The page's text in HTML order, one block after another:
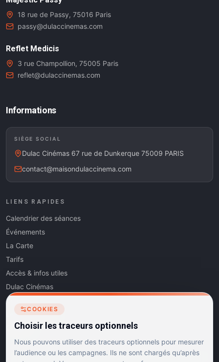
18 rue de Passy, 75016 Paris
passy@dulaccinemas.com
Reflet Medicis
3 rue Champollion, 75005 Paris
reflet@dulaccinemas.com
Informations
SIÈGE SOCIAL
Dulac Cinémas 67 rue de Dunkerque 75009 PARIS
contact@maisondulaccinema.com
LIENS RAPIDES
Calendrier des séances
Événements
La Carte
Tarifs
Accès & infos utiles
Dulac Cinémas
Cinéma5
Les Dits de l'Art
Contact
COOKIES
Choisir les traceurs optionnels
Nous pouvons utiliser des traceurs optionnels pour mesurer
l’audience ou les campagnes. Ils ne sont chargés qu’après